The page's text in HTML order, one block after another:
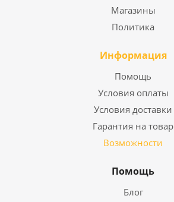
Магазины
Политика
Информация
Помощь
Условия оплаты
Условия доставки
Гарантия на товар
Возможности
Помощь
Блог